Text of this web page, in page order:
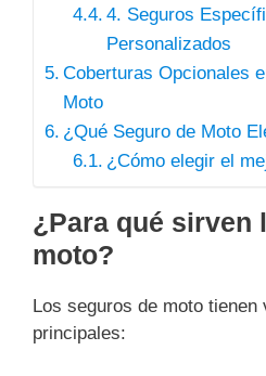
4. Seguros
Personalizados
Coberturas Opcionales
Moto
¿Qué Seguro de Moto
¿Cómo elegir el
¿Para qué sirven
moto?
Los seguros de moto tienen
principales: